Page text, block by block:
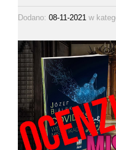
Dodano: 08-11-2021w